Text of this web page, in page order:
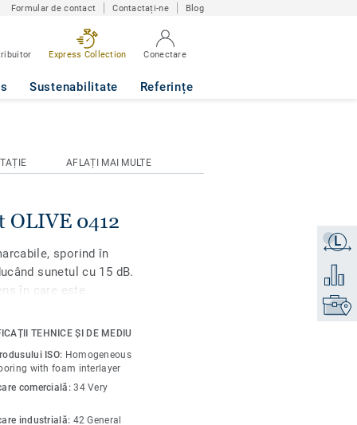
Formular de contact Contactați-ne Blog
Express Collection Conectare
Sustenabilitate Referințe
L
Găsiți
AFLAȚI MAI MULTE
OLIVE 0412
sporind în
sunetul cu 15 dB.
în care este
pete și abraziune.
reda aspectul inițial
concepute
TEHNICE ȘI DE MEDIU
ISO: Homogeneous
with foam interlayer
comercială:34 Very
industrială: 42 General